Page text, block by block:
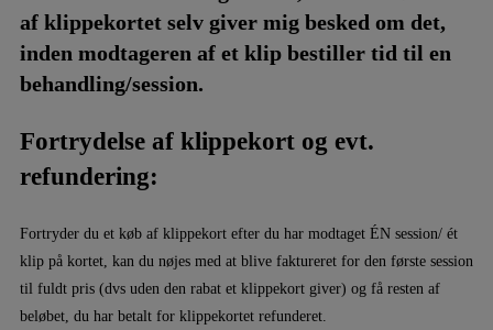
af klippekortet selv giver mig besked om det,
inden modtageren af et klip bestiller tid til en
behandling/session.
Fortrydelse af klippekort og evt.
refundering:
Fortryder du et køb af klippekort efter du har modtaget ÉN session/ ét
klip på kortet, kan du nøjes med at blive faktureret for den første session
til fuldt pris (dvs uden den rabat et klippekort giver) og få resten af
beløbet, du har betalt for klippekortet refunderet.